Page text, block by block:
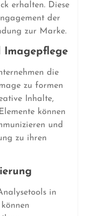
erhalten. Diese
der
zur Marke.
Imagepflege
die
zu formen
Inhalte,
können
und
zu ihren
in